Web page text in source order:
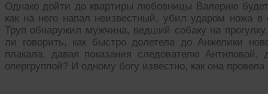
Однако дойти до квартиры любовницы Валерию
как на него напал неизвестный, убил ударом ножа в
Труп обнаружил мужчина, ведший собаку на
ли говорить, как быстро долетела до Анжелики
плакала, давая показания следователю
опергруппой? И одному богу известно, как она